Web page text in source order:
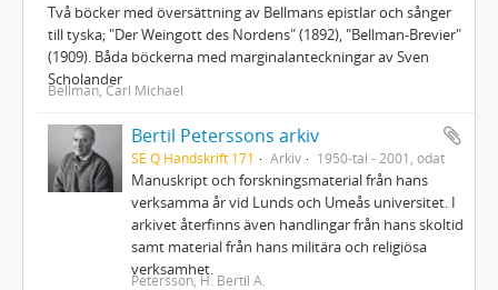
Två böcker med översättning av Bellmans epistlar och sånger
till tyska; "Der Weingott des Nordens" (1892), "Bellman-Brevier"
(1909). Båda böckerna med marginalanteckningar av Sven
Scholander
Bellman, Carl Michael
Bertil Peterssons arkiv
SE Q Handskrift 171 Arkiv 1950-tal - 2001, odat
Manuskript och forskningsmaterial från hans
verksamma år vid Lunds och Umeås universitet. I
arkivet återfinns även handlingar från hans skoltid
samt material från hans militära och religiösa
verksamhet.
Petersson, H. Bertil A.